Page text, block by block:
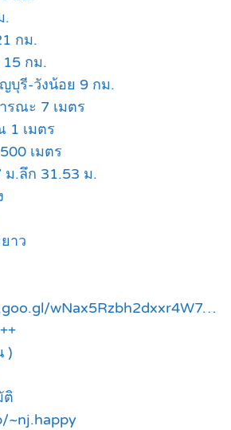
.
กม.
15 กม.
บุรี-วังน้อย 9 กม.
รณะ 7 เมตร
1 เมตร
เมตร
ม.ลึก 31.53 ม.
าว
wNax5Rzbh2dxxr4W7…
)
ติ
~nj.happy